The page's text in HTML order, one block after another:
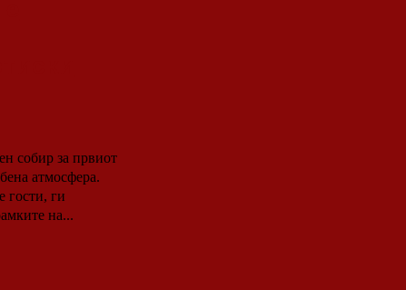
собир за првиот
атмосфера.
гости, ги
на...